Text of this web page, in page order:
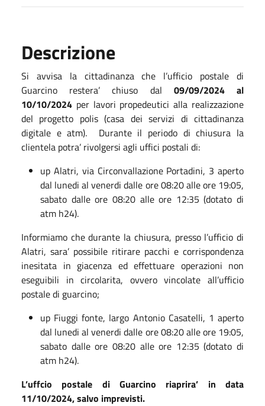
Descrizione
Si avvisa la cittadinanza che l’ufficio postale di
Guarcino restera’ chiuso dal 09/09/2024 al
10/10/2024 per lavori propedeutici alla realizzazione
del progetto polis (casa dei servizi di cittadinanza
digitale e atm). Durante il periodo di chiusura la
clientela potra’ rivolgersi agli uffici postali di:
up Alatri, via Circonvallazione Portadini, 3 aperto
dal lunedi al venerdi dalle ore 08:20 alle ore 19:05,
sabato dalle ore 08:20 alle ore 12:35 (dotato di
atm h24).
Informiamo che durante la chiusura, presso l’ufficio di
Alatri, sara’ possibile ritirare pacchi e corrispondenza
inesitata in giacenza ed effettuare operazioni non
eseguibili in circolarita, ovvero vincolate all’ufficio
postale di guarcino;
up Fiuggi fonte, largo Antonio Casatelli, 1 aperto
dal lunedi al venerdi dalle ore 08:20 alle ore 19:05,
sabato dalle ore 08:20 alle ore 12:35 (dotato di
atm h24).
L’uffcio postale di Guarcino riaprira’ in data
11/10/2024, salvo imprevisti.